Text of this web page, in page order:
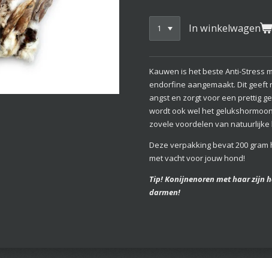
In winkelwagen
Kauwen is het beste Anti-Stress
endorfine aangemaakt. Dit
angst en zorgt voor een prettig
wordt ook wel het
zovele voordelen van natuurlijke
Deze verpakking bevat 200
met vacht voor jouw hond!
Tip! Konijnenoren met haar zijn
darmen!